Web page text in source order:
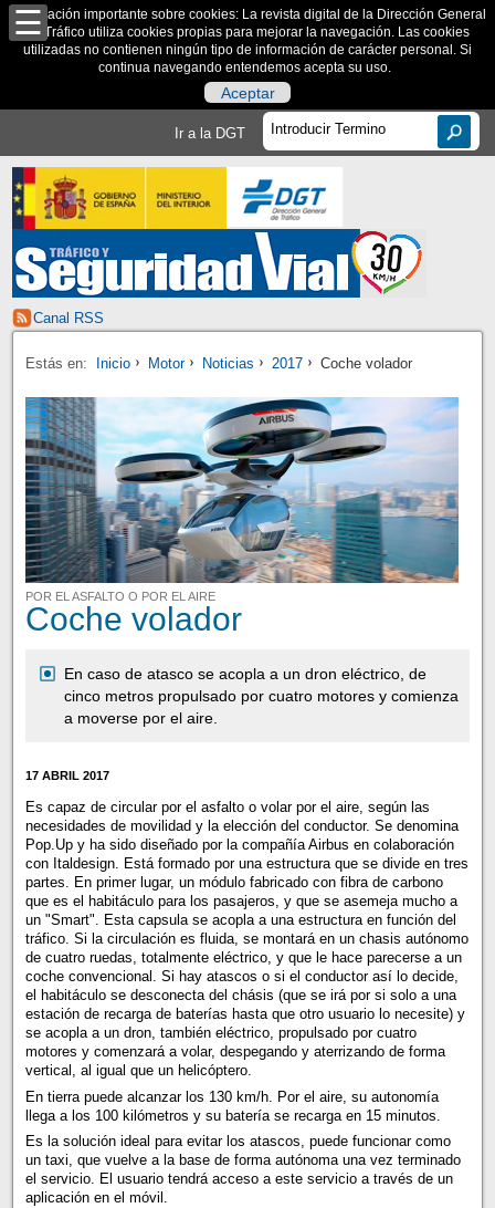
Información importante sobre cookies: La revista digital de la Dirección General
de Tráfico utiliza cookies propias para mejorar la navegación. Las cookies
utilizadas no contienen ningún tipo de información de carácter personal. Si
continua navegando entendemos acepta su uso.
Aceptar
Ir a la DGT
Canal RSS
Estás en: Inicio Motor Noticias 2017 Coche volador
POR EL ASFALTO O POR EL AIRE
Coche volador
En caso de atasco se acopla a un dron eléctrico, de
cinco metros propulsado por cuatro motores y comienza
a moverse por el aire.
17 ABRIL 2017
Es capaz de circular por el asfalto o volar por el aire, según las
necesidades de movilidad y la elección del conductor. Se denomina
Pop.Up y ha sido diseñado por la compañía Airbus en colaboración
con Italdesign. Está formado por una estructura que se divide en tres
partes. En primer lugar, un módulo fabricado con fibra de carbono
que es el habitáculo para los pasajeros, y que se asemeja mucho a
un "Smart". Esta capsula se acopla a una estructura en función del
tráfico. Si la circulación es fluida, se montará en un chasis autónomo
de cuatro ruedas, totalmente eléctrico, y que le hace parecerse a un
coche convencional. Si hay atascos o si el conductor así lo decide,
el habitáculo se desconecta del chásis (que se irá por si solo a una
estación de recarga de baterías hasta que otro usuario lo necesite) y
se acopla a un dron, también eléctrico, propulsado por cuatro
motores y comenzará a volar, despegando y aterrizando de forma
vertical, al igual que un helicóptero.
En tierra puede alcanzar los 130 km/h. Por el aire, su autonomía
llega a los 100 kilómetros y su batería se recarga en 15 minutos.
Es la solución ideal para evitar los atascos, puede funcionar como
un taxi, que vuelve a la base de forma autónoma una vez terminado
el servicio. El usuario tendrá acceso a este servicio a través de un
aplicación en el móvil.